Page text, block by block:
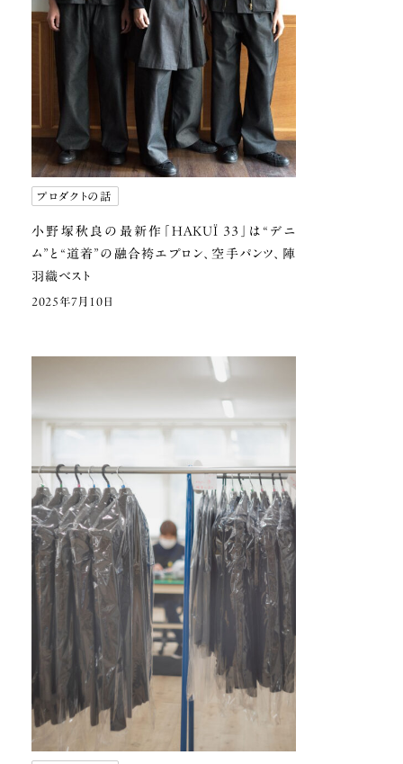
プロダクトの話
小野塚秋良の最新作「HAKUÏ 33」は “デニ
ム”と“道着”の融合袴エプロン、空手パンツ、陣
羽織ベスト
2025年7月10日